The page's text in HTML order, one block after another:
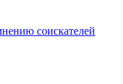
соискателей